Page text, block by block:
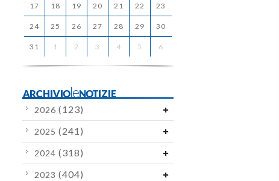
17 18 19 20 21 22 23
24 25 26 27 28 29 30
31 1 2 3 4 5 6
ARCHIVIOleNOTIZIE
2026 (123)
2025 (241)
2024 (318)
2023 (404)